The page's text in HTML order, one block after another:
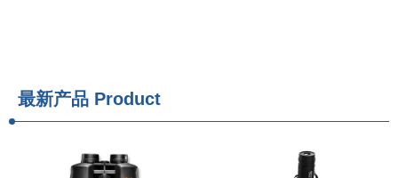
最新产品 Product